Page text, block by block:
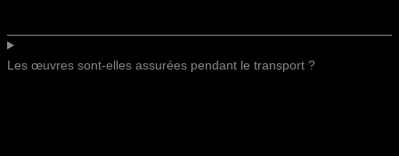
Les œuvres sont-elles assurées pendant le transport ?